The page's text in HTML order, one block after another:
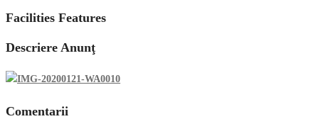
Facilities Features
Descriere Anunţ
Comentarii